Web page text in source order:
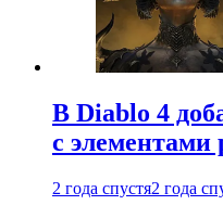
В Diablo 4
с элементами
2 года спустя2 года